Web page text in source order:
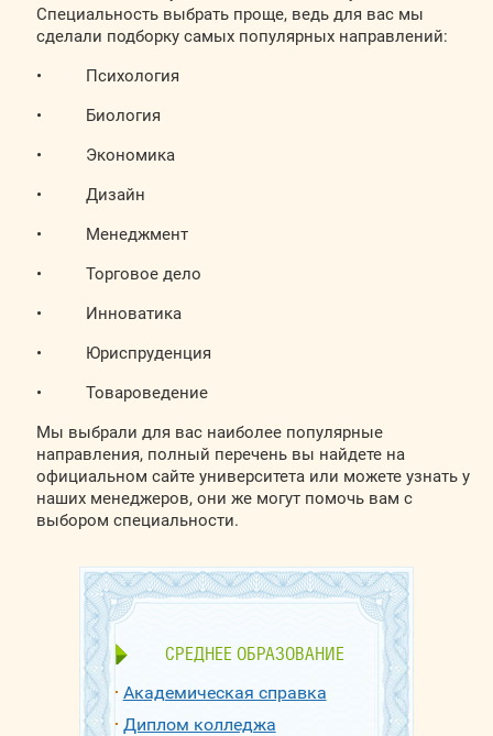
Специальность выбрать проще, ведь для вас мы
сделали подборку самых популярных направлений:
• Психология
• Биология
• Экономика
• Дизайн
• Менеджмент
• Торговое дело
• Инноватика
• Юриспруденция
• Товароведение
Мы выбрали для вас наиболее популярные
направления, полный перечень вы найдете на
официальном сайте университета или можете узнать у
наших менеджеров, они же могут помочь вам с
выбором специальности.
СРЕДНЕЕ ОБРАЗОВАНИЕ
Академическая справка
Диплом колледжа